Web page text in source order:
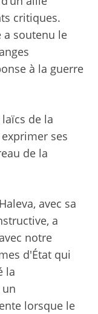
critiques.
a soutenu le
à la guerre
de la
ses
de la
avec sa
a
notre
d'État qui
la
lorsque le